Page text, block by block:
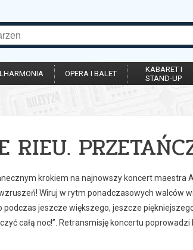
OPERA I BALET
KABARET I
STAND-UP
RIEU.
krokiem na najnowszy koncert maestra
Wiruj w rytm ponadczasowych walców
podczas jeszcze większego, jeszcze
całą noc!”. Retransmisję koncertu